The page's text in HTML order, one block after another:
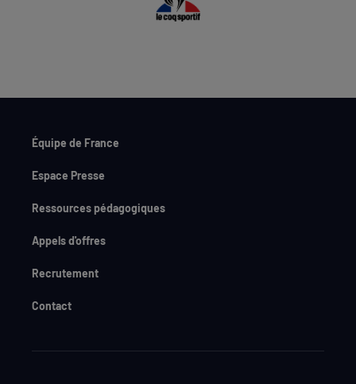
Équipe de France
Espace Presse
Ressources pédagogiques
Appels d'offres
Recrutement
Contact